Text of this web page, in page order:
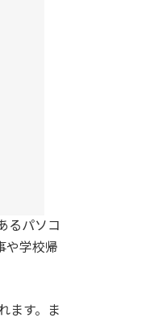
るパソコ
や学校帰
ます。ま